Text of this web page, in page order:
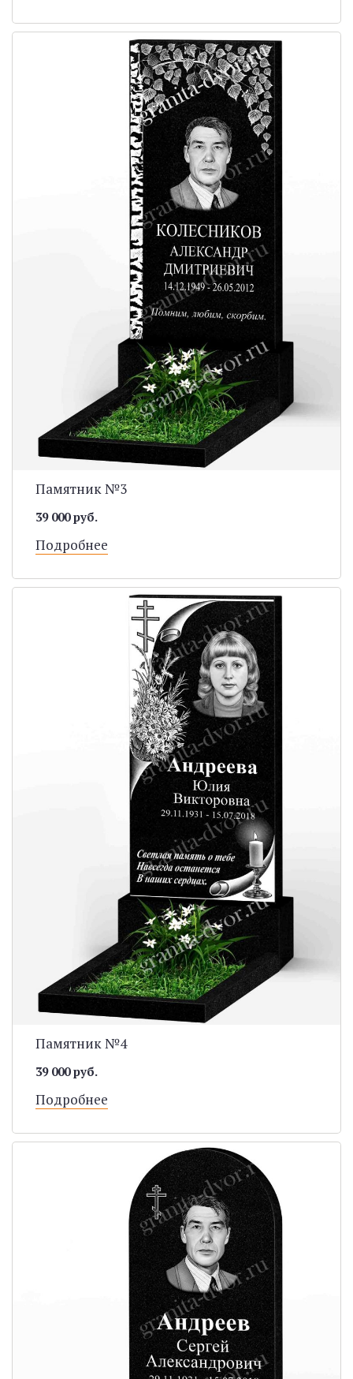
Памятник №3
39 000 руб.
Подробнее
Памятник №4
39 000 руб.
Подробнее